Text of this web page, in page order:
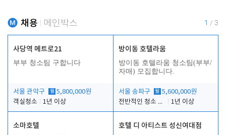
채용 메인박스 1 / 3
사당역 메트로21
부부 청소팀 구합니다
서울 관악구 월 5,800,000원
객실청소
1년 이상
방이동 호텔라움
방이동 호텔라움 청소팀(부부/
자매) 모집합니다.
서울 송파구 월 5,600,000원
전반적인 청소 업무(객실청소.객실정리)
1년 이상
소마호텔 호텔 디 아티스트 성신여대점